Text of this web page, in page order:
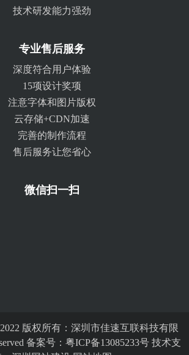
技术研发能力强劲
专业售后服务
深度符合用户体验
15项设计奖项
注意字体和图片版权
云存储+CDN加速
完善的制作流程
售后服务让您省心
微信扫一扫
版权所有：深圳市佳速互联科技有限
备案号： 粤ICP备13085233号技术支